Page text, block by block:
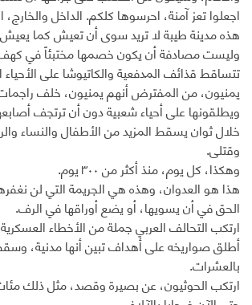
اجعلوا تعز آمنة، احرسوها كلكم. الداخل والخارج،
هذه مدينة طيبة لا تريد سوى أن تعيش كما
وليست مصادفة أن يكون خصمها مختبئاً في
تتساقط قذائف المدفعية والكاتيوشا على
يمنيون، من المفترض أنهم يمنيون، خلف
ويطلقونها على أحياء شعبية دون أن ترتجف
خلال ثوان يسقط المزيد من الأطفال والنساء
وقتلى.
وهكذا، كل يوم، منذ أكثر من ٣٠٠ يوم.
هذا هو العدوان، وهذه هي الجريمة التي لن
الحق في أن يسويها، أو يضع أوراقها في الرف.
ارتكب التحالف العربي جملة من الأخطاء
أطلق صواريخه على أهداف تبين أنها مدنية،
بالعشرات.
ارتكب الحوثيون، عن بصيرة وقصد، مثل ذلك